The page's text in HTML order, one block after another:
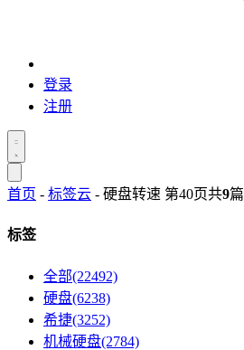
登录
注册
首页 - 标签云 - 硬盘转速 第40页共9篇
标签
全部(22492)
硬盘(6238)
希捷(3252)
机械硬盘(2784)